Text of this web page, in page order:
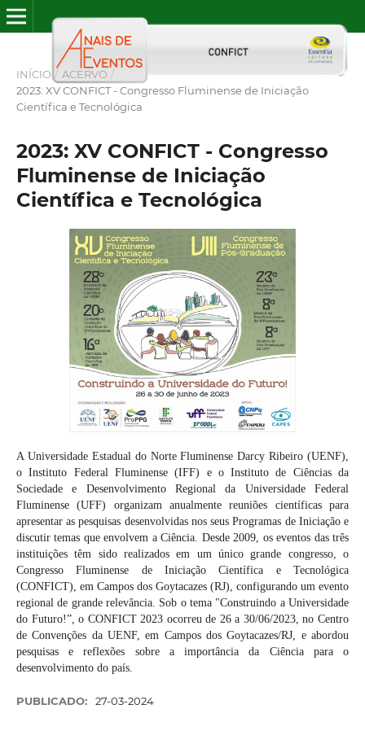
INÍCIO / ACERVO /
2023: XV CONFICT - Congresso Fluminense de Iniciação
Científica e Tecnológica
2023: XV CONFICT - Congresso
Fluminense de Iniciação
Científica e Tecnológica
A Universidade Estadual do Norte Fluminense Darcy Ribeiro (UENF),
o Instituto Federal Fluminense (IFF) e o Instituto de Ciências da
Sociedade e Desenvolvimento Regional da Universidade Federal
Fluminense (UFF) organizam anualmente reuniões científicas para
apresentar as pesquisas desenvolvidas nos seus Programas de Iniciação e
discutir temas que envolvem a Ciência. Desde 2009, os eventos das três
instituições têm sido realizados em um único grande congresso, o
Congresso Fluminense de Iniciação Científica e Tecnológica
(CONFICT), em Campos dos Goytacazes (RJ), configurando um evento
regional de grande relevância. Sob o tema "Construindo a Universidade
do Futuro!”, o CONFICT 2023 ocorreu de 26 a 30/06/2023, no Centro
de Convenções da UENF, em Campos dos Goytacazes/RJ, e abordou
pesquisas e reflexões sobre a importância da Ciência para o
desenvolvimento do país.
PUBLICADO: 27-03-2024